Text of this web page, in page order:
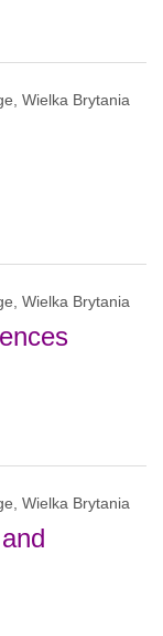
Wielka Brytania
Wielka Brytania
Wielka Brytania